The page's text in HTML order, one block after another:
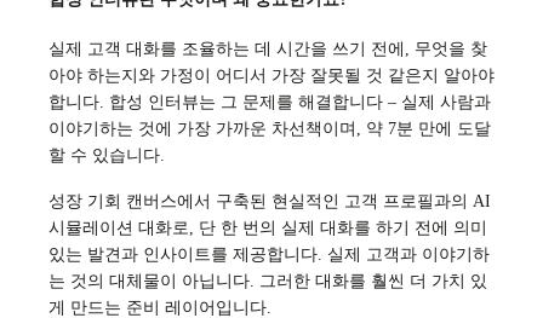
실제 고객 대화를 조율하는 데 시간을 쓰기 전에, 무엇을 찾
아야 하는지와 가정이 어디서 가장 잘못될 것 같은지 알아야
합니다. 합성 인터뷰는 그 문제를 해결합니다 – 실제 사람과
이야기하는 것에 가장 가까운 차선책이며, 약 7분 만에 도달
할 수 있습니다.
성장 기회 캔버스에서 구축된 현실적인 고객 프로필과의 AI
시뮬레이션 대화로, 단 한 번의 실제 대화를 하기 전에 의미
있는 발견과 인사이트를 제공합니다. 실제 고객과 이야기하
는 것의 대체물이 아닙니다. 그러한 대화를 훨씬 더 가치 있
게 만드는 준비 레이어입니다.